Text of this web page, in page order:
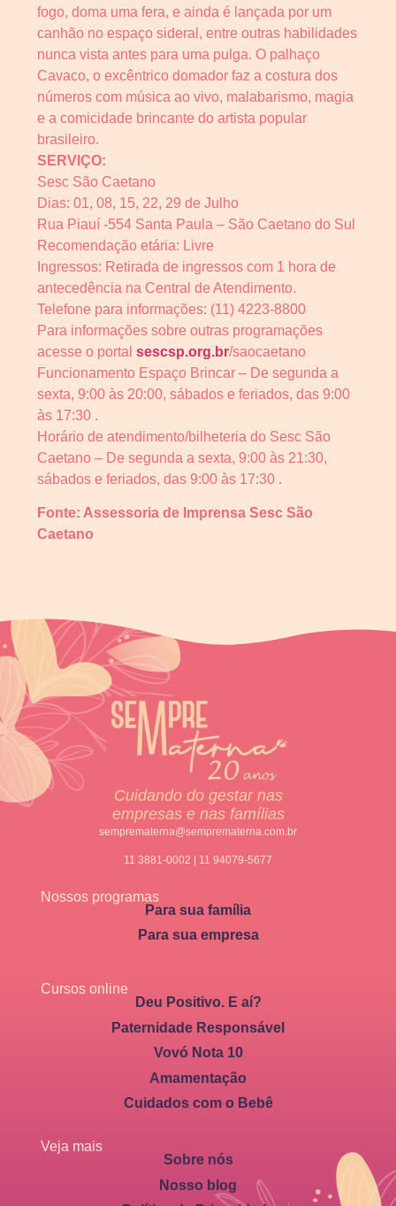
fogo, doma uma fera, e ainda é lançada por um
canhão no espaço sideral, entre outras habilidades
nunca vista antes para uma pulga. O palhaço
Cavaco, o excêntrico domador faz a costura dos
números com música ao vivo, malabarismo, magia
e a comicidade brincante do artista popular
brasileiro.
SERVIÇO:
Sesc São Caetano
Dias: 01, 08, 15, 22, 29 de Julho
Rua Piauí -554 Santa Paula – São Caetano do Sul
Recomendação etária: Livre
Ingressos: Retirada de ingressos com 1 hora de
antecedência na Central de Atendimento.
Telefone para informações: (11) 4223-8800
Para informações sobre outras programações
acesse o portal sescsp.org.br/saocaetano
Funcionamento Espaço Brincar – De segunda a
sexta, 9:00 às 20:00, sábados e feriados, das 9:00
às 17:30 .
Horário de atendimento/bilheteria do Sesc São
Caetano – De segunda a sexta, 9:00 às 21:30,
sábados e feriados, das 9:00 às 17:30 .
Fonte: Assessoria de Imprensa Sesc São
Caetano
Cuidando do gestar nas
empresas e nas famílias
semprematerna@semprematerna.com.br
11 3881-0002 | 11 94079-5677
Nossos programas
Para sua família
Para sua empresa
Cursos online
Deu Positivo. E aí?
Paternidade Responsável
Vovó Nota 10
Amamentação
Cuidados com o Bebê
Veja mais
Sobre nós
Nosso blog